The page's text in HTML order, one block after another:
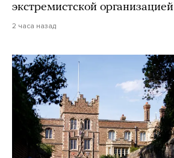
экстремистской организацией
2 часа назад